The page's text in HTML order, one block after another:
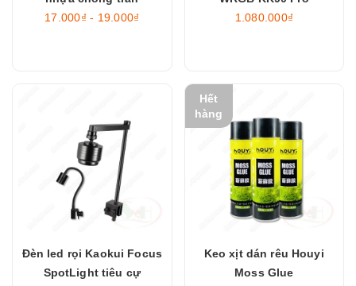
17.000₫ - 19.000₫
1.080.000₫
Đèn led rọi Kaokui Focus
SpotLight tiêu cự
Hết
hàng
Keo xịt dán rêu Houyi
Moss Glue